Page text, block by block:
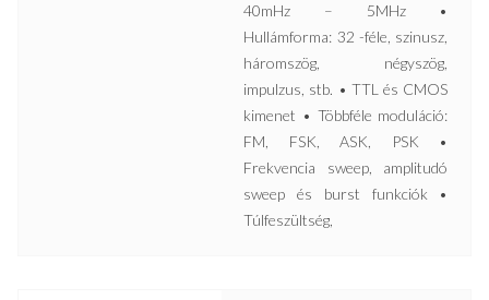
40mHz – 5MHz •
Hullámforma: 32 -féle, szinusz,
háromszög, négyszög,
impulzus, stb. • TTL és CMOS
kimenet • Többféle moduláció:
FM, FSK, ASK, PSK •
Frekvencia sweep, amplitudó
sweep és burst funkciók •
Túlfeszültség,